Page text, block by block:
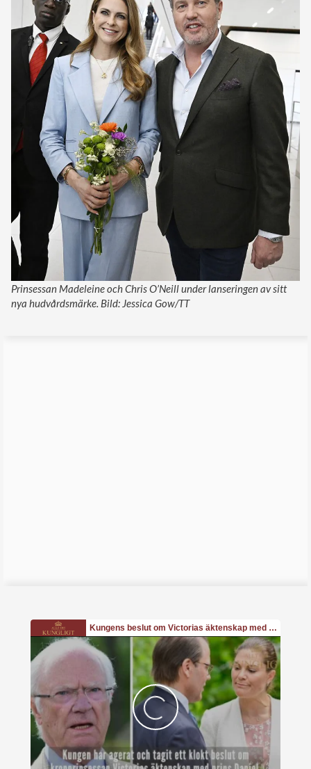
Prinsessan Madeleine och Chris O’Neill under lanseringen av sitt
nya hudvårdsmärke. Bild: Jessica Gow/TT